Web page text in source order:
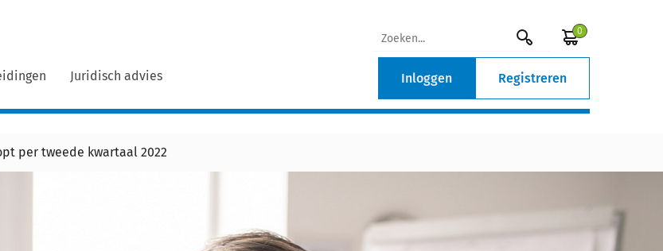
0
Juridisch advies Inloggen Registreren
per tweede kwartaal 2022